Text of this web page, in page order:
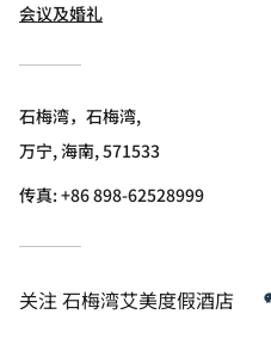
会议及婚礼
石梅湾，石梅湾,
万宁, 海南, 571533
传真:+86 898-62528999
关注石梅湾艾美度假酒店